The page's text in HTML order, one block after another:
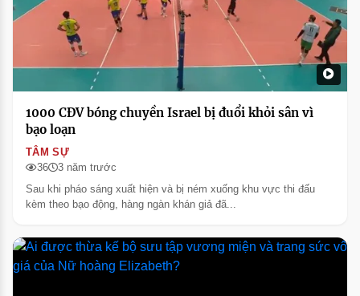
1000 CĐV bóng chuyền Israel bị đuổi khỏi sân vì
bạo loạn
TÂM SỰ
36
3 năm trước
Sau khi pháo sáng xuất hiện và bị ném xuống khu vực thi đấu
kèm theo bạo động, hàng ngàn khán giả đã...